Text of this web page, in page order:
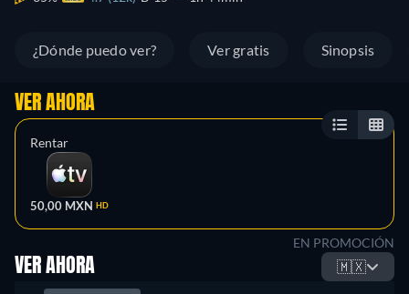
¿Dónde puedo ver? Ver gratis Sinopsis
VER AHORA
Rentar
50,00 MXN HD
EN PROMOCIÓN
VER AHORA 🇲🇽